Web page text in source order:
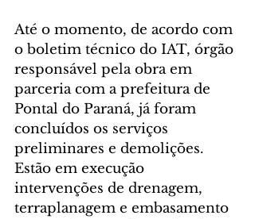
Até o momento, de acordo com
o boletim técnico do IAT, órgão
responsável pela obra em
parceria com a prefeitura de
Pontal do Paraná, já foram
concluídos os serviços
preliminares e demolições.
Estão em execução
intervenções de drenagem,
terraplanagem e embasamento